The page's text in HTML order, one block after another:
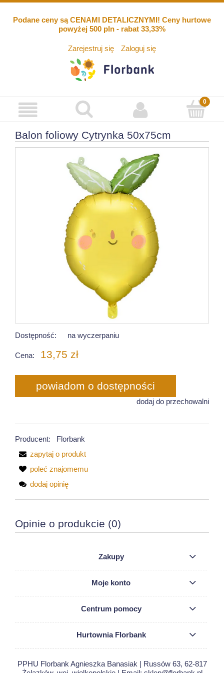
Podane ceny są CENAMI DETALICZNYMI! Ceny hurtowe
powyżej 500 pln - rabat 33,33%
Zarejestruj się Zaloguj się
Balon foliowy Cytrynka 50x75cm
Dostępność: na wyczerpaniu
Cena: 13,75 zł
powiadom o dostępności
dodaj do przechowalni
Producent:
Florbank
zapytaj o produkt
poleć znajomemu
dodaj opinię
Opinie o produkcie (0)
Zakupy
Moje konto
Centrum pomocy
Hurtownia Florbank
PPHU Florbank Agnieszka Banasiak | Russów 63, 62-817